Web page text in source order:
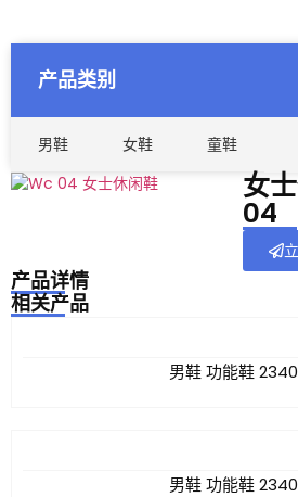
产品类别
男鞋 女鞋 童鞋
女
04
产品详情
相关产品
男鞋 功能鞋
男鞋 功能鞋